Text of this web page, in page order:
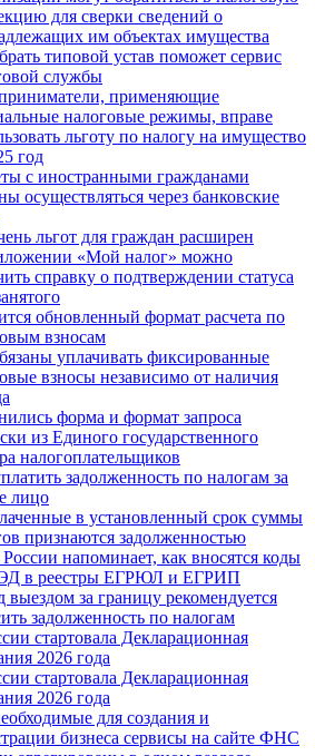
для сверки сведений о
им объектах имущества
типовой устав поможет сервис
службы
применяющие
налоговые режимы, вправе
льготу по налогу на имущество
год
с иностранными гражданами
осуществляться через банковские
льгот для граждан расширен
«Мой налог» можно
справку о подтверждении статуса
обновленный формат расчета по
взносам
уплачивать фиксированные
взносы независимо от наличия
форма и формат запроса
из Единого государственного
налогоплательщиков
задолженность по налогам за
лицо
в установленный срок суммы
признаются задолженностью
напоминает, как вносятся коды
в реестры ЕГРЮЛ и ЕГРИП
выездом за границу рекомендуется
задолженность по налогам
стартовала Декларационная
2026 года
стартовала Декларационная
2026 года
для создания и
бизнеса сервисы на сайте ФНС